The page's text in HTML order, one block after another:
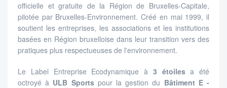
officielle et gratuite de la Région de Bruxelles-Capitale,
pilotée par Bruxelles-Environnement. Créé en mai 1999, il
soutient les entreprises, les associations et les institutions
basées en Région bruxelloise dans leur transition vers des
pratiques plus respectueuses de l'environnement.
Le Label Entreprise Ecodynamique à 3 étoilesa été
octroyé à ULB Sportspour la gestion du Bâtiment E -